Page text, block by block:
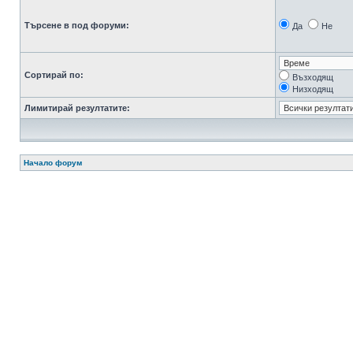
Търсене в под форуми: Да Не
Сортирай по:
Възходящ
Низходящ
Лимитирай резултатите:
Начало форум